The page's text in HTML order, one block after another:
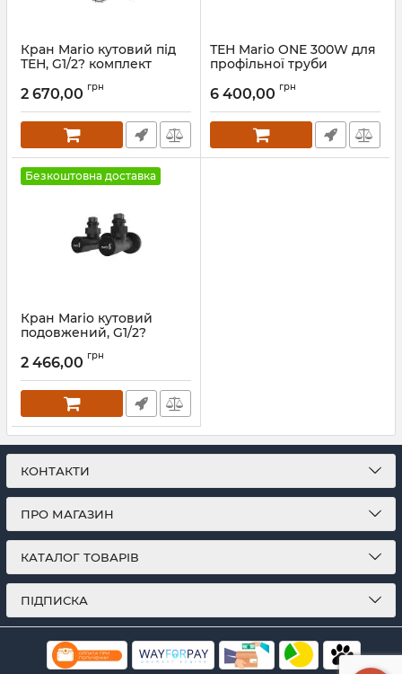
Кран Mario кутовий під
ТЕН, G1/2? комплект
Артикул:4.0.0500.55.P-GR
2 670,00 грн
ТЕН Mario ONE 300W для
профільної труби
6 400,00 грн
Безкоштовна доставка
Кран Mario кутовий
подовжений, G1/2?
Артикул:4.0.0101.55.P-BM
2 466,00 грн
КОНТАКТИ
ПРО МАГАЗИН
КАТАЛОГ ТОВАРІВ
ПІДПИСКА